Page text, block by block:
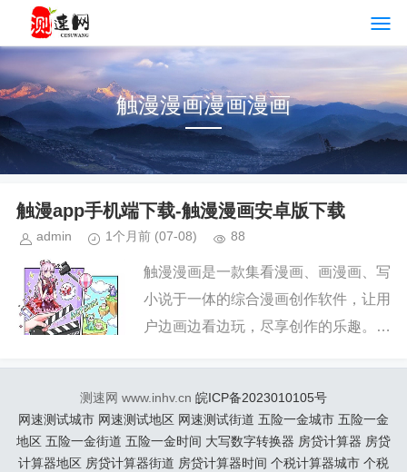
触漫漫画漫画漫画
触漫app手机端下载-触漫漫画安卓版下载
admin 1个月前 (07-08) 88
触漫漫画是一款集看漫画、画漫画、写
小说于一体的综合漫画创作软件，让用
户边画边看边玩，尽享创作的乐趣。在
还可以邀请身边的朋...
测速网 www.inhv.cn 皖ICP备2023010105号
网速测试城市 网速测试地区 网速测试街道 五险一金城市 五险一金
地区 五险一金街道 五险一金时间 大写数字转换器 房贷计算器 房贷
计算器地区 房贷计算器街道 房贷计算器时间 个税计算器城市 个税